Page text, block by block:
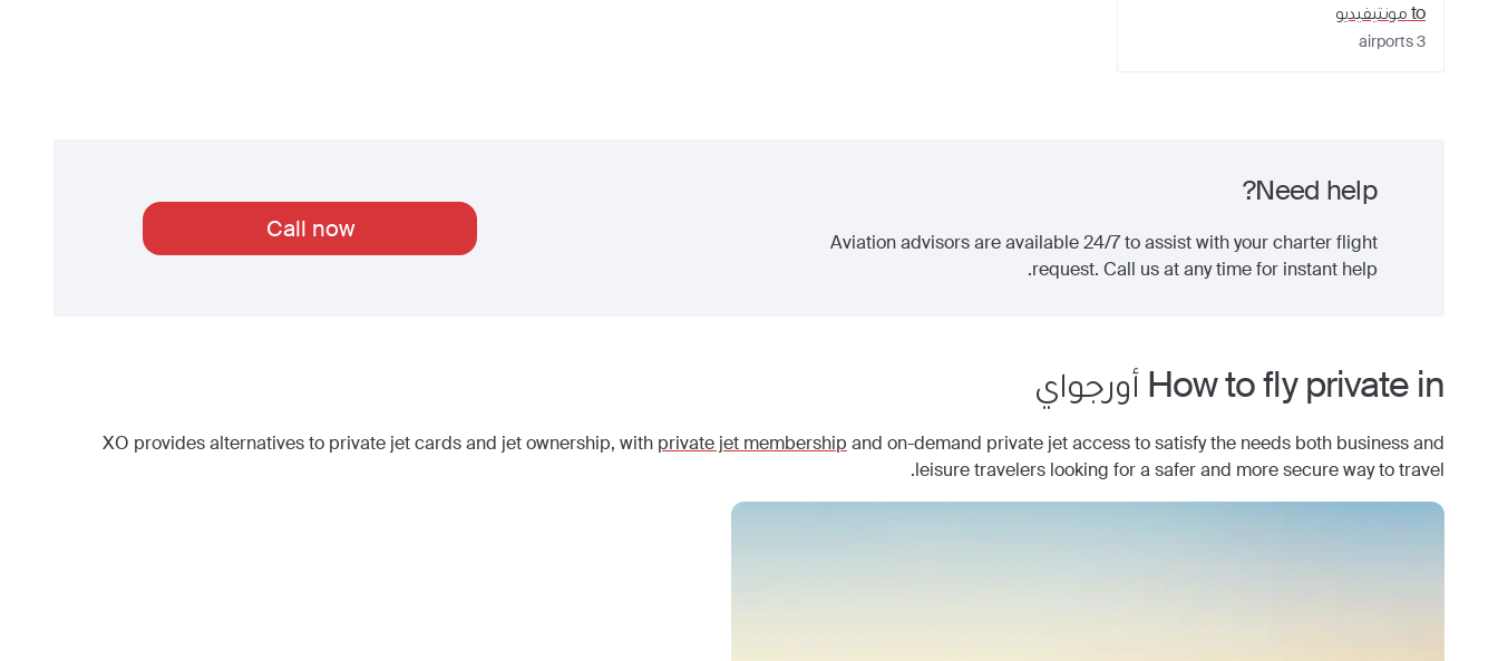
toمونتيفيديو
3
airports
Need help?
Aviation advisors are available 24/7 to assist with your charter flight
request. Call us at any time for instant help.
Call now
How to fly private in أورجواي
XO provides alternatives to private jet cards and jet ownership, with private jet membership and on-demand private jet access to satisfy the needs both business and
leisure travelers looking for a safer and more secure way to travel.